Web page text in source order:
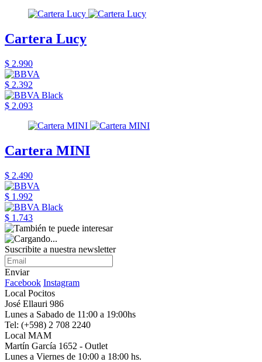
Cartera Lucy
$ 2.990
$ 2.392
$ 2.093
Cartera MINI
$ 2.490
$ 1.992
$ 1.743
Suscribite a nuestra newsletter
Enviar
Facebook Instagram
Local Pocitos
José Ellauri 986
Lunes a Sabado de 11:00 a 19:00hs
Tel: (+598) 2 708 2240
Local MAM
Martín García 1652 - Outlet
Lunes a Viernes de 10:00 a 18:00 hs.